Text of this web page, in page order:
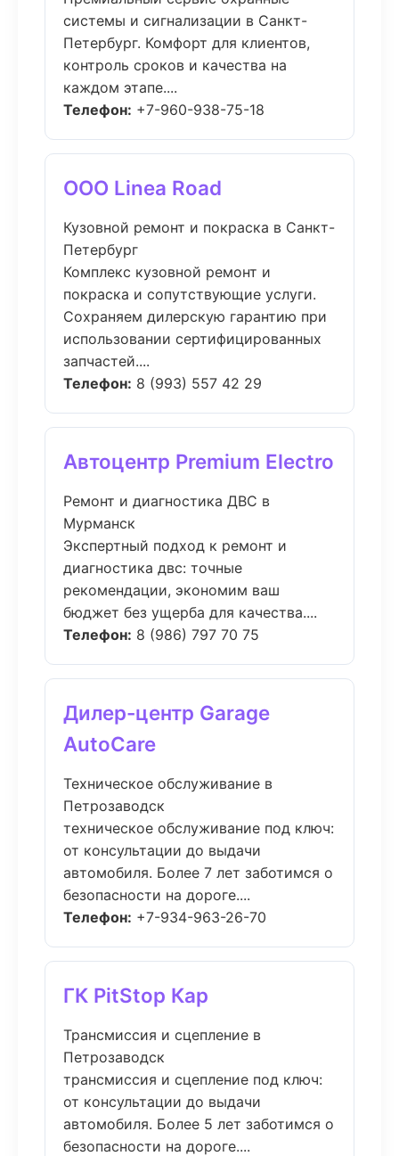
системы и сигнализации в Санкт-
Петербург. Комфорт для клиентов,
контроль сроков и качества на
каждом этапе....
Телефон: +7-960-938-75-18
ООО Linea Road
Кузовной ремонт и покраска в Санкт-
Петербург
Комплекс кузовной ремонт и
покраска и сопутствующие услуги.
Сохраняем дилерскую гарантию при
использовании сертифицированных
запчастей....
Телефон: 8 (993) 557 42 29
Автоцентр Premium Electro
Ремонт и диагностика ДВС в
Мурманск
Экспертный подход к ремонт и
диагностика двс: точные
рекомендации, экономим ваш
бюджет без ущерба для качества....
Телефон: 8 (986) 797 70 75
Дилер-центр Garage
AutoCare
Техническое обслуживание в
Петрозаводск
техническое обслуживание под ключ:
от консультации до выдачи
автомобиля. Более 7 лет заботимся о
безопасности на дороге....
Телефон: +7-934-963-26-70
ГК PitStop Кар
Трансмиссия и сцепление в
Петрозаводск
трансмиссия и сцепление под ключ:
от консультации до выдачи
автомобиля. Более 5 лет заботимся о
безопасности на дороге....